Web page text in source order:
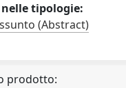
tipologie:
(Abstract)
prodotto: